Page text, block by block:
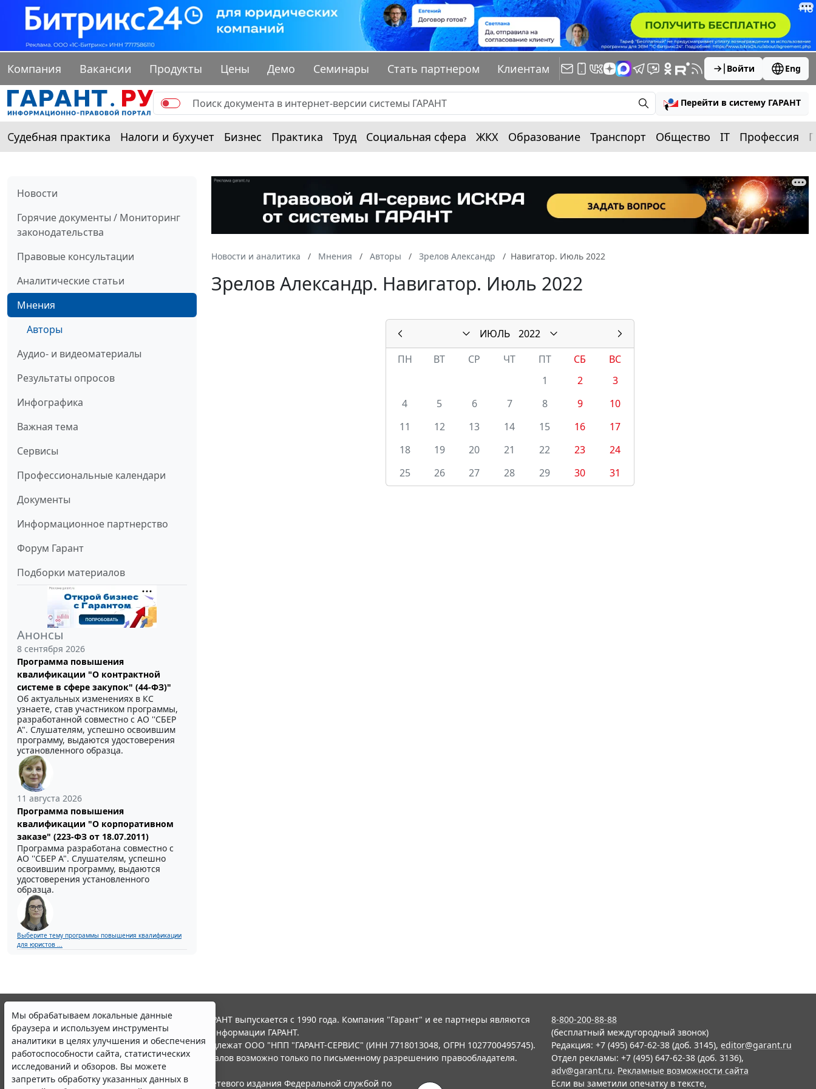
Компания Вакансии Продукты Цены Демо Семинары Стать партнером Клиентам Войти Eng
Перейти в систему ГАРАНТ
Судебная практика Налоги и бухучет Бизнес Практика Труд Социальная сфера ЖКХ Образование Транспорт Общество IT Профессия
Новости
Горячие документы / Мониторинг
законодательства
Правовые консультации
Аналитические статьи
Мнения
Авторы
Аудио- и видеоматериалы
Результаты опросов
Инфографика
Важная тема
Сервисы
Профессиональные календари
Документы
Информационное партнерство
Форум Гарант
Подборки материалов
Анонсы
8 сентября 2026
Программа повышения
квалификации "О контрактной
системе в сфере закупок" (44-ФЗ)"
Об актуальных изменениях в КС
узнаете, став участником программы,
разработанной совместно с АО ''СБЕР
А". Слушателям, успешно освоившим
программу, выдаются удостоверения
установленного образца.
11 августа 2026
Программа повышения
квалификации "О корпоративном
заказе" (223-ФЗ от 18.07.2011)
Программа разработана совместно с
АО ''СБЕР А". Слушателям, успешно
освоившим программу, выдаются
удостоверения установленного
образца.
Выберите тему программы повышения квалификации
для юристов ...
Новости и аналитика Мнения Авторы Зрелов Александр Навигатор. Июль 2022
Зрелов Александр. Навигатор. Июль 2022
ИЮЛЬ
2022
ПН
ВТ СР ЧТ ПТ СБ
ВС
1
2
3
4
5 6 7 8 9
10
11
12 13 14 15 16
17
18
19 20 21 22 23
24
25
26 27 28 29 30 31
Мы обрабатываем локальные данные
браузера и используем инструменты
аналитики в целях улучшения и обеспечения
работоспособности сайта, статистических
исследований и обзоров. Вы можете
запретить обработку указанных данных в
© ООО "НПП "ГАРАНТ-СЕРВИС", 2026. Система ГАРАНТ выпускается с 1990 года. Компания "Гарант" и ее партнеры являются
участниками Российской ассоциации правовой информации ГАРАНТ.
Все права на материалы сайта ГАРАНТ.РУ принадлежат ООО "НПП "ГАРАНТ-СЕРВИС" (ИНН 7718013048, ОГРН 1027700495745).
Полное или частичное воспроизведение материалов возможно только по письменному разрешению правообладателя.
Правила использования портала.
Портал ГАРАНТ.РУ зарегистрирован в качестве сетевого издания Федеральной службой по
8-800-200-88-88
(бесплатный междугородный звонок)
Редакция: +7 (495) 647-62-38 (доб. 3145), editor@garant.ru
Отдел рекламы: +7 (495) 647-62-38 (доб. 3136),
adv@garant.ru. Рекламные возможности сайта
Если вы заметили опечатку в тексте,